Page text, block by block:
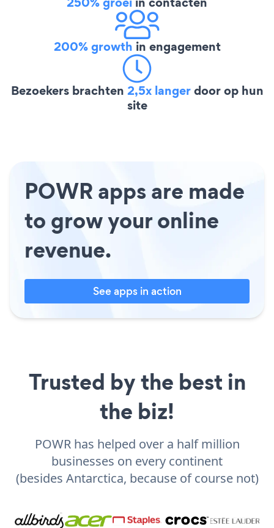
200% growth in engagement
Bezoekers brachten 2,5x langerdoor op hun
site
POWR apps are made
to grow your online
revenue.
See apps in action
Trusted by the best in
the biz!
POWR has helped over a half million
businesses on every continent
(besides Antarctica, because of course not)